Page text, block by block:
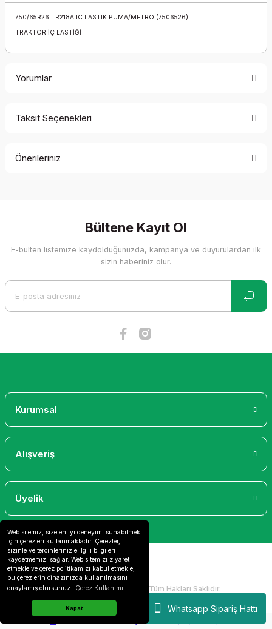
Web sitemiz, size en iyi deneyimi sunabilmek
için çerezleri kullanmaktadır. Çerezler,
sizinle ve tercihlerinizle ilgili bilgileri
kaydetmemizi sağlar. Web sitemizi ziyaret
etmekle ve çerez politikamızı kabul etmekle,
bu çerezlerin cihazınızda kullanılmasını
onaylamış olursunuz.
Çerez Kullanımı
Kapat Whatsapp Sipariş Hattı
750/65R26 TR218A IC LASTIK PUMA/METRO (7506526)
TRAKTÖR İÇ LASTİĞİ
Yorumlar
Taksit Seçenekleri
Önerileriniz
Görüş ve önerileriniz için teşekkür ederiz.
Ürün resmi kalitesiz, bozuk veya görüntülenemiyor.
Bültene Kayıt Ol
E-bülten listemize kaydolduğunuzda, kampanya ve duyurulardan ilk
sizin haberiniz olur.
Kurumsal
Alışveriş
Üyelik
2024 Copyright IdeaSoft - Tüm Hakları Saklıdır.